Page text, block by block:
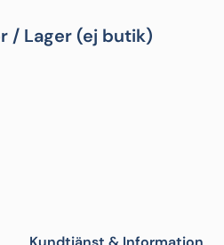
/ Lager (ej butik)